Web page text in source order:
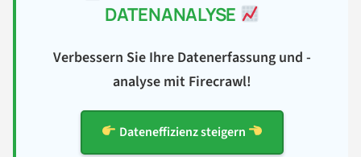
DATENANALYSE
Verbessern Sie Ihre Datenerfassung und -
analyse mit Firecrawl!
Dateneffizienz steigern